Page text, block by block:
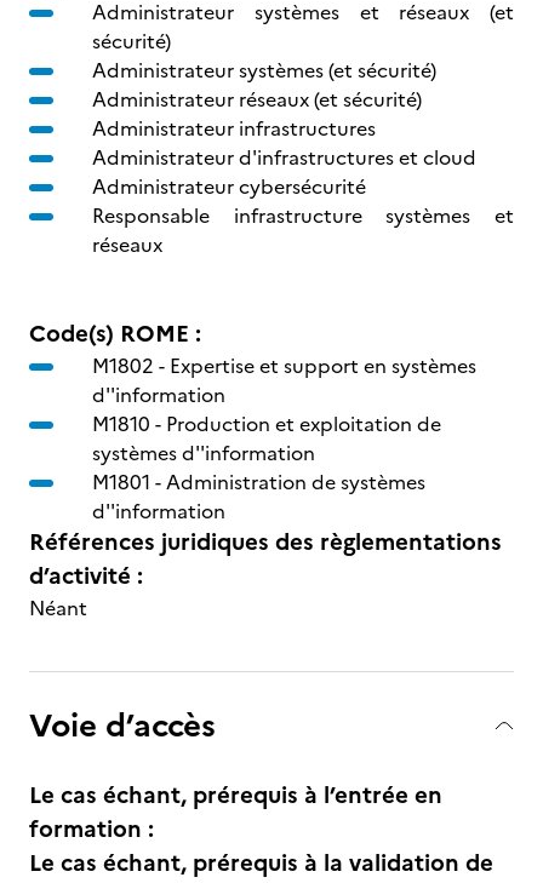
Administrateur systèmes et réseaux (et
sécurité)
Administrateur systèmes (et sécurité)
Administrateur réseaux (et sécurité)
Administrateur infrastructures
Administrateur d'infrastructures et cloud
Administrateur cybersécurité
Responsable infrastructure systèmes et
réseaux
Code(s) ROME :
M1802 - Expertise et support en systèmes
d''information
M1810 - Production et exploitation de
systèmes d''information
M1801 -Administration de systèmes
d''information
Références juridiques des règlementations
d’activité :
Néant
Voie d’accès
Le cas échant, prérequis à l’entrée en
formation :
Le cas échant, prérequis à la validation de